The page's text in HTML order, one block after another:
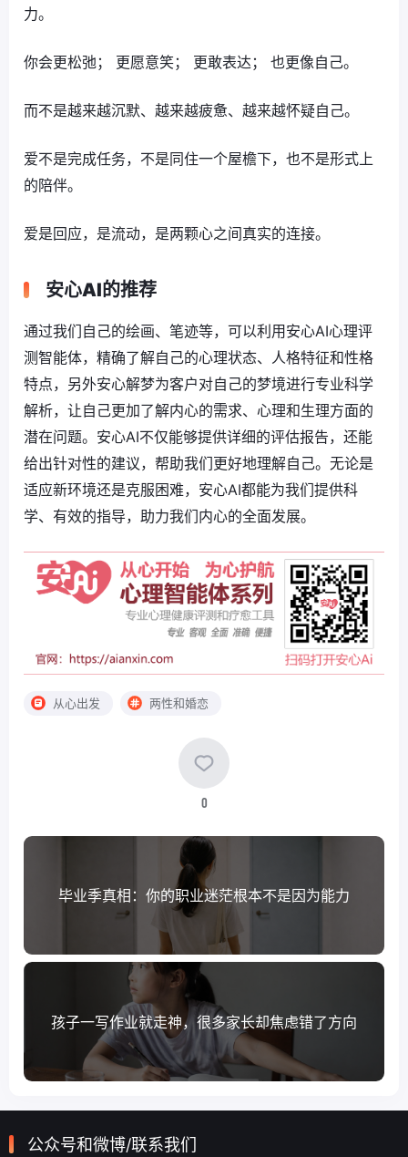
力。
你会更松弛； 更愿意笑； 更敢表达； 也更像自己。
而不是越来越沉默、越来越疲惫、越来越怀疑自己。
爱不是完成任务，不是同住一个屋檐下，也不是形式上
的陪伴。
爱是回应，是流动，是两颗心之间真实的连接。
安心AI的推荐
通过我们自己的绘画、笔迹等，可以利用安心AI心理评
测智能体，精确了解自己的心理状态、人格特征和性格
特点，另外安心解梦为客户对自己的梦境进行专业科学
解析，让自己更加了解内心的需求、心理和生理方面的
潜在问题。安心AI不仅能够提供详细的评估报告，还能
给出针对性的建议，帮助我们更好地理解自己。无论是
适应新环境还是克服困难，安心AI都能为我们提供科
学、有效的指导，助力我们内心的全面发展。
从心出发 两性和婚恋
0
毕业季真相：你的职业迷茫根本不是因为能力
孩子一写作业就走神，很多家长却焦虑错了方向
公众号和微博/联系我们